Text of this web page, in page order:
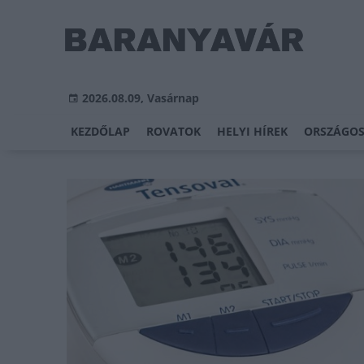
2026.08.09, Vasárnap
KEZDŐLAP ROVATOK HELYI HÍREK